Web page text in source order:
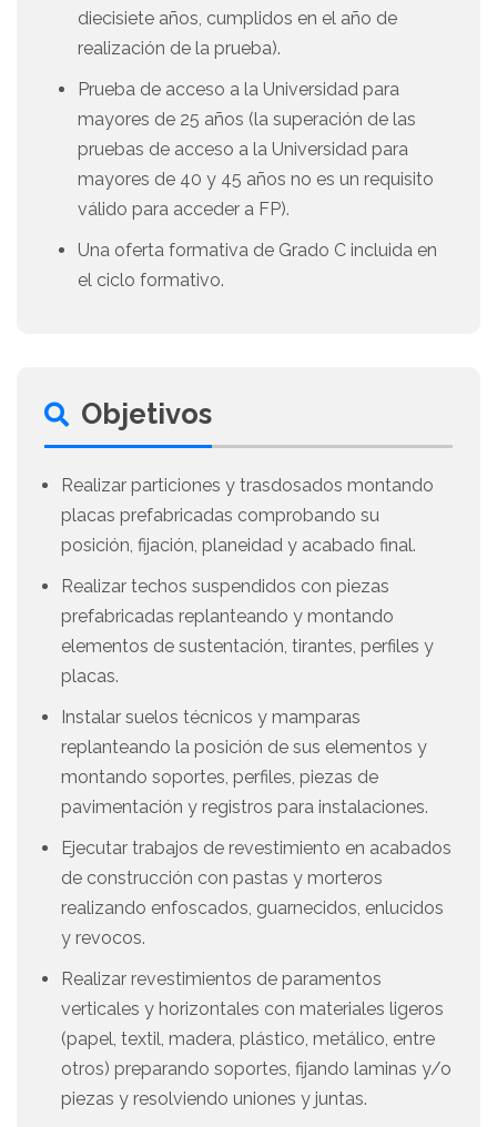
diecisiete años, cumplidos en el año de
realización de la prueba).
Prueba de acceso a la Universidad para
mayores de 25 años (la superación de las
pruebas de acceso a la Universidad para
mayores de 40 y 45 años no es un requisito
válido para acceder a FP).
Una oferta formativa de Grado C incluida en
el ciclo formativo.
Objetivos
Realizar particiones y trasdosados montando
placas prefabricadas comprobando su
posición, fijación, planeidad y acabado final.
Realizar techos suspendidos con piezas
prefabricadas replanteando y montando
elementos de sustentación, tirantes, perfiles y
placas.
Instalar suelos técnicos y mamparas
replanteando la posición de sus elementos y
montando soportes, perfiles, piezas de
pavimentación y registros para instalaciones.
Ejecutar trabajos de revestimiento en acabados
de construcción con pastas y morteros
realizando enfoscados, guarnecidos, enlucidos
y revocos.
Realizar revestimientos de paramentos
verticales y horizontales con materiales ligeros
(papel, textil, madera, plástico, metálico, entre
otros) preparando soportes, fijando laminas y/o
piezas y resolviendo uniones y juntas.